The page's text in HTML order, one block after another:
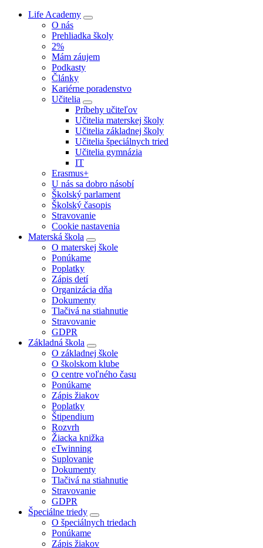
Life Academy
O nás
Prehliadka školy
2%
Mám záujem
Podkasty
Články
Kariérne poradenstvo
Učitelia
Príbehy učiteľov
Učitelia materskej školy
Učitelia základnej školy
Učitelia špeciálnych tried
Učitelia gymnázia
IT
Erasmus+
U nás sa dobro násobí
Školský parlament
Školský časopis
Stravovanie
Cookie nastavenia
Materská škola
O materskej škole
Ponúkame
Poplatky
Zápis detí
Organizácia dňa
Dokumenty
Tlačivá na stiahnutie
Stravovanie
GDPR
Základná škola
O základnej škole
O školskom klube
O centre voľného času
Ponúkame
Zápis žiakov
Poplatky
Štipendium
Rozvrh
Žiacka knižka
eTwinning
Suplovanie
Dokumenty
Tlačivá na stiahnutie
Stravovanie
GDPR
Špeciálne triedy
O špeciálnych triedach
Ponúkame
Zápis žiakov